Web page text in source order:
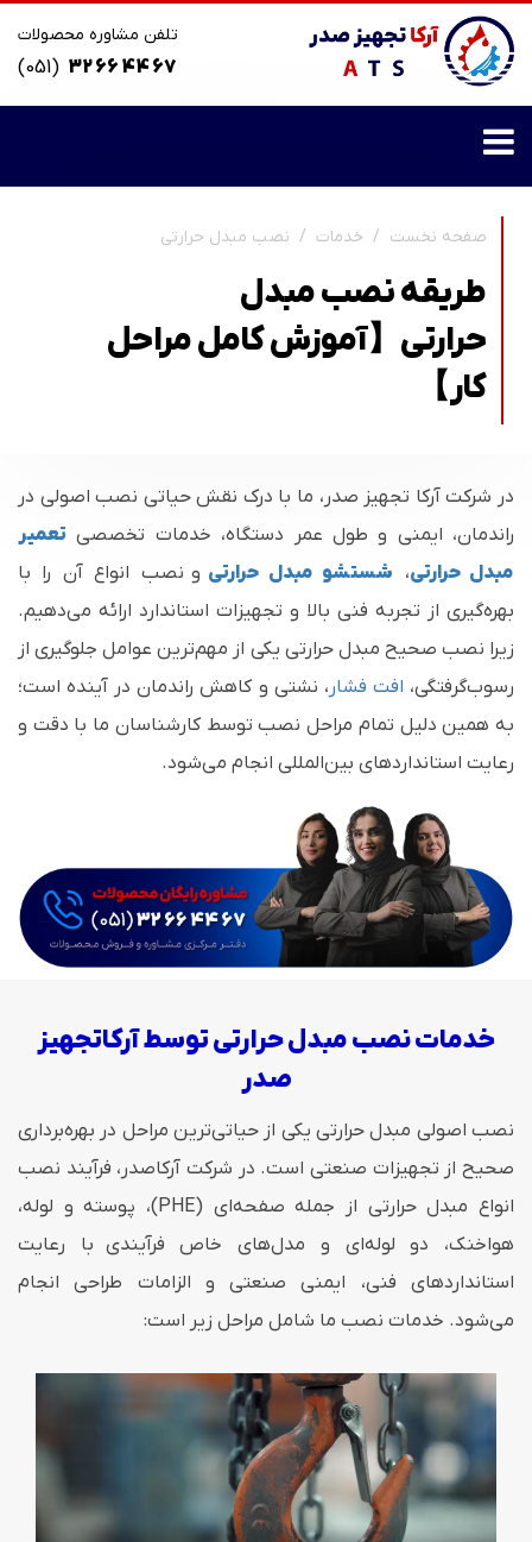
تلفن مشاوره محصولات
(051) 32 66 44 67
صفحه نخست خدمات نصب مبدل حرارتی
طریقه نصب مبدل
حرارتی【آموزش کامل مراحل
کار】
در شرکت آرکا تجهیز صدر، ما با درک نقش حیاتی نصب اصولی در
راندمان، ایمنی و طول عمر دستگاه، خدمات تخصصی تعمیر
مبدل حرارتی، شستشو مبدل حرارتی و نصب انواع آن را با
بهره‌گیری از تجربه فنی بالا و تجهیزات استاندارد ارائه می‌دهیم.
زیرا نصب صحیح مبدل حرارتی یکی از مهم‌ترین عوامل جلوگیری از
رسوب‌گرفتگی، افت فشار ، نشتی و کاهش راندمان در آینده است؛
به همین دلیل تمام مراحل نصب توسط کارشناسان ما با دقت و
رعایت استانداردهای بین‌المللی انجام می‌شود.
خدمات نصب مبدل حرارتی توسط آرکاتجهیز
صدر
نصب اصولی مبدل حرارتی یکی از حیاتی‌ترین مراحل در بهره‌برداری
صحیح از تجهیزات صنعتی است. در شرکت آرکاصدر، فرآیند نصب
انواع مبدل حرارتی از جمله صفحه‌ای (PHE)، پوسته و لوله،
هواخنک، دو لوله‌ای و مدل‌های خاص فرآیندی با رعایت
استانداردهای فنی، ایمنی صنعتی و الزامات طراحی انجام
می‌شود. خدمات نصب ما شامل مراحل زیر است: